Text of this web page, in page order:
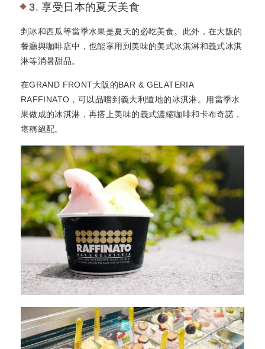
3. 享受日本的夏天美食
剉冰和西瓜等當季水果是夏天的必吃美食。此外，在大阪的
餐廳與咖啡店中，也能享用到美味的美式冰淇淋和義式冰淇
淋等消暑甜品。
在GRAND FRONT大阪的BAR & GELATERIA
RAFFINATO，可以品嚐到義大利道地的冰淇淋。用當季水
果做成的冰淇淋，再搭上美味的義式濃縮咖啡和卡布奇諾，
堪稱絕配。